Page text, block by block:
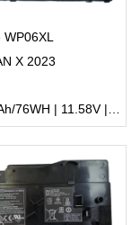
WP06XL
X 2023
6304mAh/76WH | 11.58V | Li-ion ...